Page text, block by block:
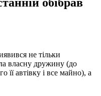
обібрав
не тільки
власну дружину (до
її автівку і все майно), а